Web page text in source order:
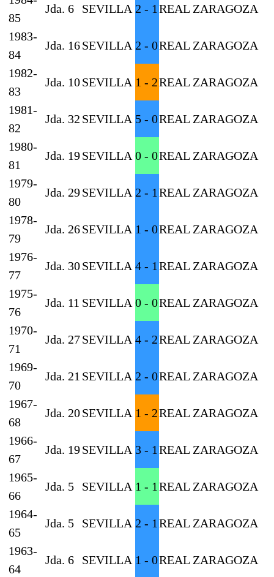
85
Jda. 6 SEVILLA 2 - 1 REAL ZARAGOZA
1983-
84
Jda. 16SEVILLA 2 - 0REAL ZARAGOZA
1982-
83
Jda. 10SEVILLA 1 - 2REAL ZARAGOZA
1981-
82
Jda. 32 SEVILLA 5 - 0REAL ZARAGOZA
1980-
81
Jda. 19SEVILLA 0 - 0REAL ZARAGOZA
1979-
80
Jda. 29SEVILLA 2 - 1 REAL ZARAGOZA
1978-
79
Jda. 26SEVILLA 1 - 0REAL ZARAGOZA
1976-
77
Jda. 30SEVILLA 4 - 1 REAL ZARAGOZA
1975-
76
Jda. 11 SEVILLA 0 - 0REAL ZARAGOZA
1970-
71
Jda. 27SEVILLA 4 - 2REAL ZARAGOZA
1969-
70
Jda. 21 SEVILLA 2 - 0REAL ZARAGOZA
1967-
68
Jda. 20SEVILLA 1 - 2REAL ZARAGOZA
1966-
67
Jda. 19SEVILLA 3 - 1 REAL ZARAGOZA
1965-
66
Jda. 5 SEVILLA 1 - 1 REAL ZARAGOZA
1964-
65
Jda. 5 SEVILLA 2 - 1 REAL ZARAGOZA
1963-
64
Jda. 6 SEVILLA 1 - 0REAL ZARAGOZA